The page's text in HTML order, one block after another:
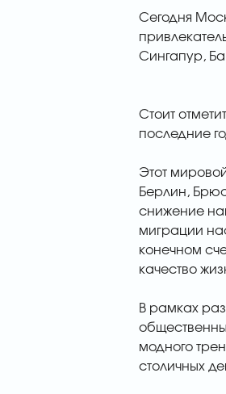
Сегодня
Сингапур,
Стоит
последние
Этот
Берлин,
снижение
миграции
конечном
качество
В рамках
модного
столичных